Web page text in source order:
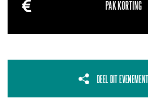
PAK KORTING
DEEL DIT EVENEMENT